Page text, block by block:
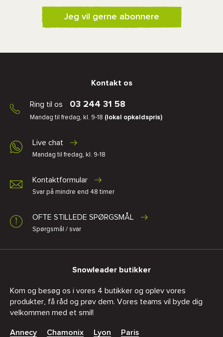
Jeg vil gerne abonnere
Kontakt os
Ring til os 03 244 31 58
Mandag til fredag, kl. 9-18 (lokal opkaldspris)
Live chat
Mandag til fredag, kl. 9-18
Kontaktformular
Svar på mindre end 48 timer
OFTE STILLEDE SPØRGSMÅL
Spørgsmål / svar
Snowleader butikker
Kom og besøg os i vores 4 butikker og oplev vores
produkter, få råd og prøv dem. Vores teams vil byde dig
velkommen med et smil!
Annecy Chamonix Lyon Paris